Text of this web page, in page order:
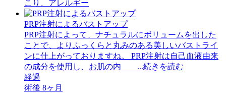
こり、アレルギー
PRP注射によるバストアップ
PRP注射によって、ナチュラルにボリュームを出した
ことで、よりふっくらと丸みのある美しいバストライ
ンに仕上がっておりますね。 PRP注射は自己血液由来
の成分を使用し、お肌の内 ...続きを読む
経過
術後 8ヶ月